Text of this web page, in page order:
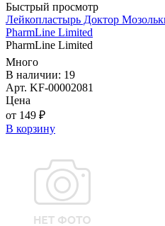
Быстрый просмотр
Лейкопластырь Доктор
PharmLine Limited
PharmLine Limited
Много
В наличии: 19
Арт. KF-00002081
Цена
от 149 ₽
В корзину